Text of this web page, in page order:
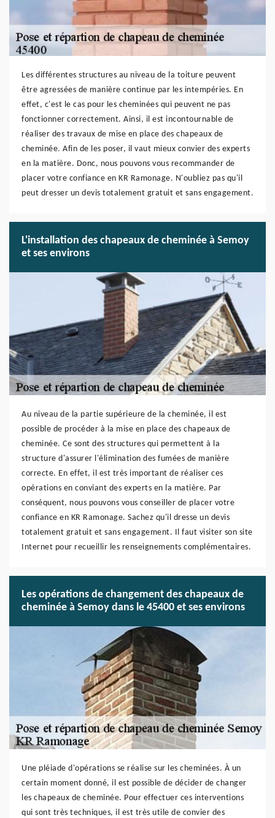
Les différentes structures au niveau de la toiture peuvent
être agressées de manière continue par les intempéries. En
effet, c'est le cas pour les cheminées qui peuvent ne pas
fonctionner correctement. Ainsi, il est incontournable de
réaliser des travaux de mise en place des chapeaux de
cheminée. Afin de les poser, il vaut mieux convier des experts
en la matière. Donc, nous pouvons vous recommander de
placer votre confiance en KR Ramonage. N'oubliez pas qu'il
peut dresser un devis totalement gratuit et sans engagement.
L'installation des chapeaux de cheminée à Semoy
et ses environs
Au niveau de la partie supérieure de la cheminée, il est
possible de procéder à la mise en place des chapeaux de
cheminée. Ce sont des structures qui permettent à la
structure d'assurer l'élimination des fumées de manière
correcte. En effet, il est très important de réaliser ces
opérations en conviant des experts en la matière. Par
conséquent, nous pouvons vous conseiller de placer votre
confiance en KR Ramonage. Sachez qu'il dresse un devis
totalement gratuit et sans engagement. Il faut visiter son site
Internet pour recueillir les renseignements complémentaires.
Les opérations de changement des chapeaux de
cheminée à Semoy dans le 45400 et ses environs
Une pléiade d'opérations se réalise sur les cheminées. À un
certain moment donné, il est possible de décider de changer
les chapeaux de cheminée. Pour effectuer ces interventions
qui sont très techniques, il est très utile de convier des